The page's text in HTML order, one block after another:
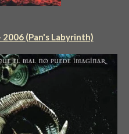
(Pan's Labyrinth)